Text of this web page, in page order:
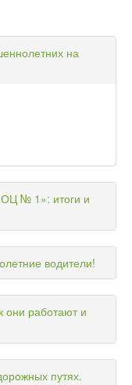
на
№ 1»: итоги и
водители!
они работают и
путях.